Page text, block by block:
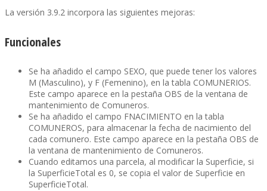
La versión 3.9.2 incorpora las siguientes mejoras:
Funcionales
Se ha añadido el campo SEXO, que puede tener los valores
M (Masculino), y F (Femenino), en la tabla COMUNERIOS.
Este campo aparece en la pestaña OBS de la ventana de
mantenimiento de Comuneros.
Se ha añadido el campo FNACIMIENTO en la tabla
COMUNEROS, para almacenar la fecha de nacimiento del
cada comunero. Este campo aparece en la pestaña OBS de
la ventana de mantenimiento de Comuneros.
Cuando editamos una parcela, al modificar la Superficie, si
la SuperficieTotal es 0, se copia el valor de Superficie en
SuperficieTotal.